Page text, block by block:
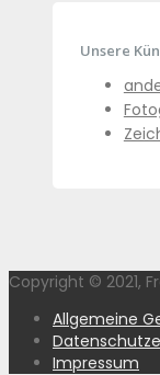
Unsere
Copyright © 2021,
Allgemeine
Impressum